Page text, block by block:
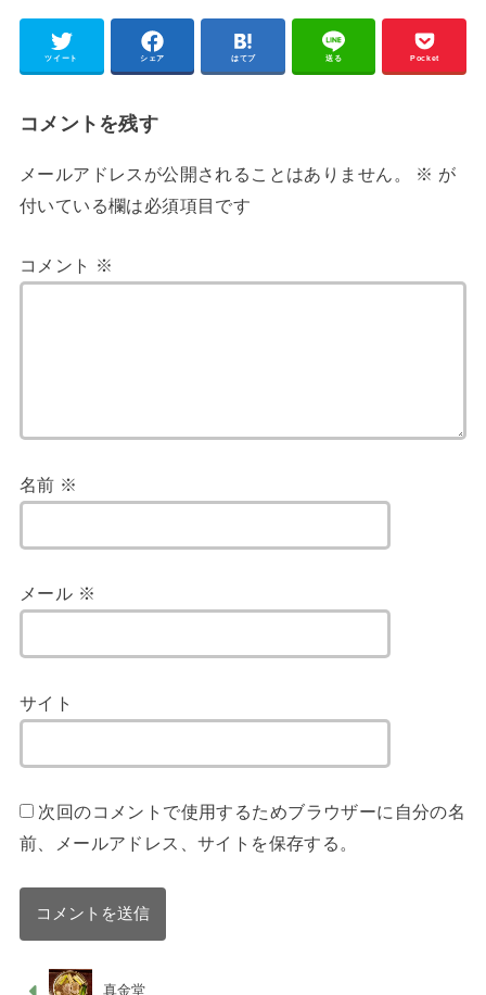
ツイート シェア はてブ 送る Pocket
コメントを残す
メールアドレスが公開されることはありません。 ※ が
付いている欄は必須項目です
コメント ※
名前 ※
メール ※
サイト
次回のコメントで使用するためブラウザーに自分の名
前、メールアドレス、サイトを保存する。
真金堂